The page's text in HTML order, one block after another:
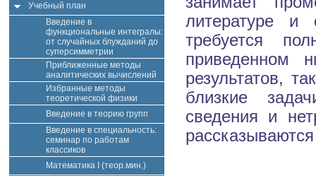
Учебный план
Введение в
функциональные интегралы:
от случайных блужданий до
суперсимметрии
Приближенные методы
аналитических вычислений
Избранные методы
теоретической физики
Введение в теорию групп
Введение в специальность:
семинар по работам
классиков
Математика I (теор.мин.)
литературе и
требуется
приведенном
результатов,
близкие
сведения и